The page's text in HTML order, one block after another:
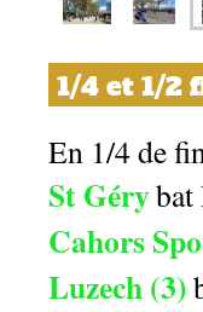
1/4 et 1/2
En 1/4 de
St Gérybat
Cahors
Luzech (3)